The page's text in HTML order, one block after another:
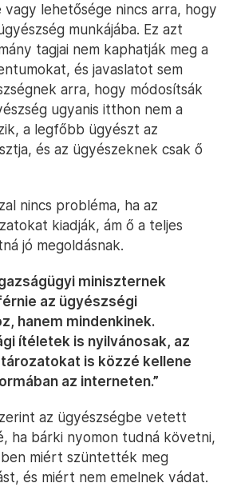
vagy lehetősége nincs arra, hogy
munkájába. Ez azt
tagjai nem kaphatják meg a
és javaslatot sem
arra, hogy módosítsák
ugyanis itthon nem a
a legfőbb ügyészt az
és az ügyészeknek csak ő
nincs probléma, ha az
kiadják, ám ő a teljes
jó megoldásnak.
miniszternek
az ügyészségi
hanem mindenkinek.
ítéletek is nyilvánosak, az
is közzé kellene
az interneten.”
az ügyészségbe vetett
ha bárki nyomon tudná követni,
miért szüntették meg
és miért nem emelnek vádat.